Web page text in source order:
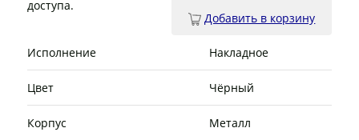
Добавить в корзину
доступа.
Исполнение Накладное
Цвет Чёрный
Корпус Металл